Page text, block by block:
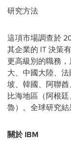
研究方法
這項市場調查於
其企業的 IT 決策
更高級別的職務
大、中國大陸、
坡、韓國、阿聯
比海地區（阿根
魯）。全球研究結
關於IBM